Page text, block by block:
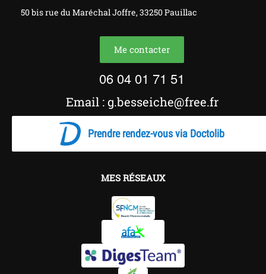
50 bis rue du MaréchalJoffre, 33250 Pauillac
Me contacter
06 04 01 71 51
Email : g.besseiche@free.fr
Prendre rendez-vous via Doctolib
MES RÉSEAUX